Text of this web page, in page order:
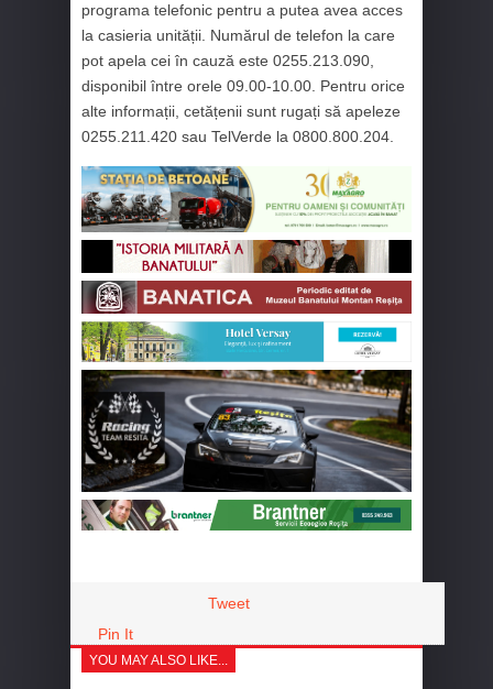
programa telefonic pentru a putea avea acces
la casieria unității. Numărul de telefon la care
pot apela cei în cauză este 0255.213.090,
disponibil între orele 09.00-10.00. Pentru orice
alte informații, cetățenii sunt rugați să apeleze
0255.211.420 sau TelVerde la 0800.800.204.
Tweet
Pin It
YOU MAY ALSO LIKE...